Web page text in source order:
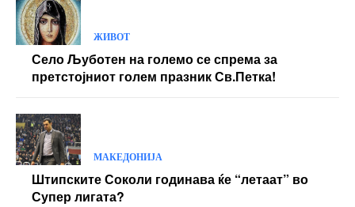
ЖИВОТ
Село Љуботен на големо се спрема за
претстојниот голем празник Св.Петка!
МАКЕДОНИЈА
Штипските Соколи годинава ќе “летаат” во
Супер лигата?